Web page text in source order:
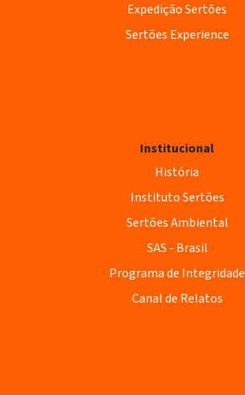
Expedição Sertões
Sertões Experience
Institucional
História
Instituto Sertões
Sertões Ambiental
SAS - Brasil
Programa de Integridade
Canal de Relatos